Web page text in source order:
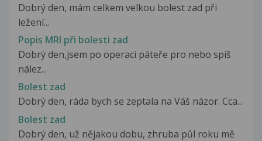
Dobrý den, mám celkem velkou bolest zad při
ležení...
Popis MRI při bolesti zad
Dobrý den,jsem po operaci páteře pro nebo spíš
nález...
Bolest zad
Dobrý den, ráda bych se zeptala na Váš názor. Cca...
Bolest zad
Dobrý den, už nějakou dobu, zhruba půl roku mě